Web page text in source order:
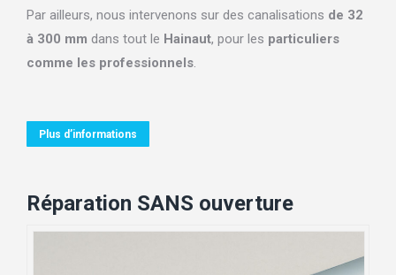
Par ailleurs, nous intervenons sur des canalisations de 32
à 300 mm dans tout le Hainaut, pour les particuliers
comme les professionnels.
Plus d’informations
Réparation SANS ouverture